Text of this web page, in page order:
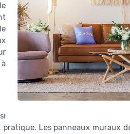
Les panneaux muraux